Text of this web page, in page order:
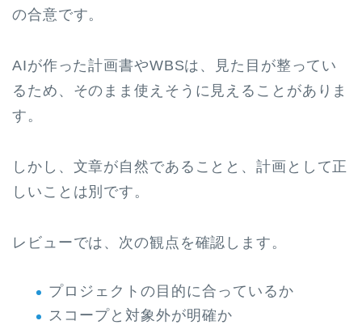
の合意です。
AIが作った計画書やWBSは、見た目が整ってい
るため、そのまま使えそうに見えることがありま
す。
しかし、文章が自然であることと、計画として正
しいことは別です。
レビューでは、次の観点を確認します。
プロジェクトの目的に合っているか
スコープと対象外が明確か